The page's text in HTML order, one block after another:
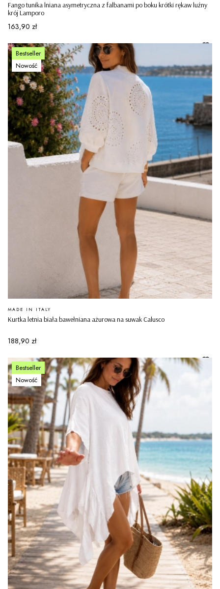
Fango tunika lniana asymetryczna z falbanami po boku krótki rękaw luźny
krój Lamporo
Cena
163,90 zł
Bestseller
Nowość
Kurtka letnia biała bawełniana ażurowa na suwak Calusco
PRODUCENT
MADE IN ITALY
Cena
188,90 zł
Bestseller
Nowość